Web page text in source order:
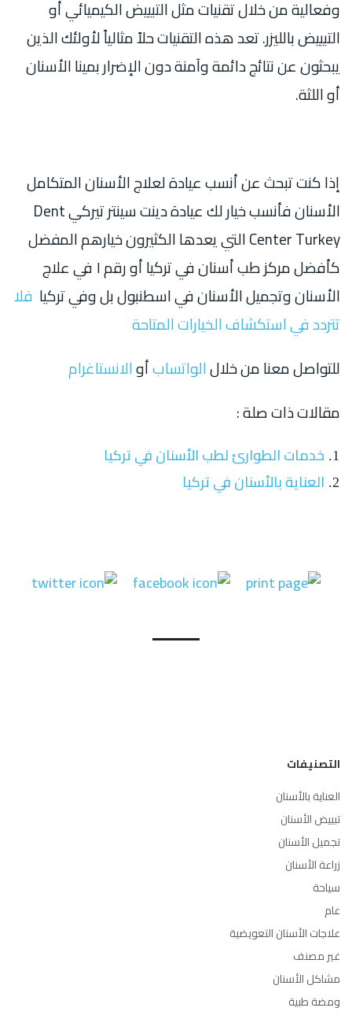
وفعالية من خلال تقنيات مثل التبييض الكيميائي أو
التبييض بالليزر. تعد هذه التقنيات حلاً مثالياً لأولئك الذين
يبحثون عن نتائج دائمة وآمنة دون الإضرار بمينا الأسنان
أو اللثة.
إذا كنت تبحث عن أنسب عيادة لعلاج الأسنان المتكامل
الأسنان فأنسب خيار لك عيادة دينت سينتر تيركي Dent
Center Turkey التي يعدها الكثيرون خيارهم المفضل
كأفضل مركز طب أسنان في تركيا أو رقم ١ في علاج
الأسنان وتجميل الأسنان في اسطنبول بل وفي تركيا فلا
تتردد في استكشاف الخيارات المتاحة
للتواصل معنا من خلالالواتسابأوالانستاغرام
مقالات ذات صلة :
خدمات الطوارئ لطب الأسنان في تركيا
العناية بالأسنان في تركيا
التصنيفات
العناية بالأسنان
تبييض الأسنان
تجميل الأسنان
زراعة الأسنان
سياحة
عام
علاجات الأسنان التعويضية
غير مصنف
مشاكل الأسنان
ومضة طبية